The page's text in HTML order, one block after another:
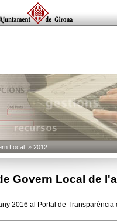
Local » 2012
Govern Local de
2016 al Portal de